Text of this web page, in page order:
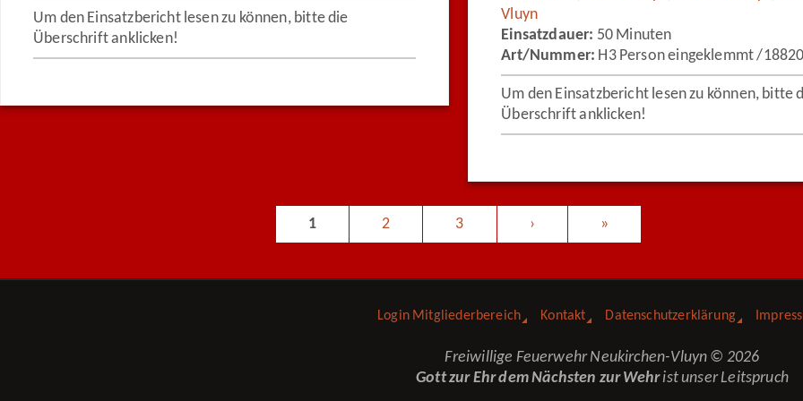
Um den Einsatzbericht lesen zu können, bitte die
Überschrift anklicken!
Vluyn
Einsatzdauer: 50 Minuten
Art/Nummer: H3 Person eingeklemmt /
Um den Einsatzbericht lesen zu können, bitte
Überschrift anklicken!
1 2 3 › »
Login Mitgliederbereich Kontakt Datenschutzerklärung
Freiwillige Feuerwehr Neukirchen-Vluyn © 2026
Gott zur Ehr dem Nächsten zur Wehrist unser Leitspruch